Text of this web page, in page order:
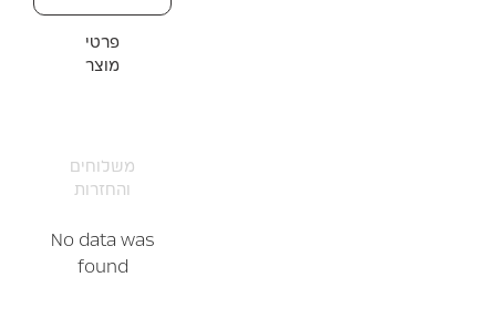
פרטי
מוצר
משלוחים
והחזרות
No data was
found